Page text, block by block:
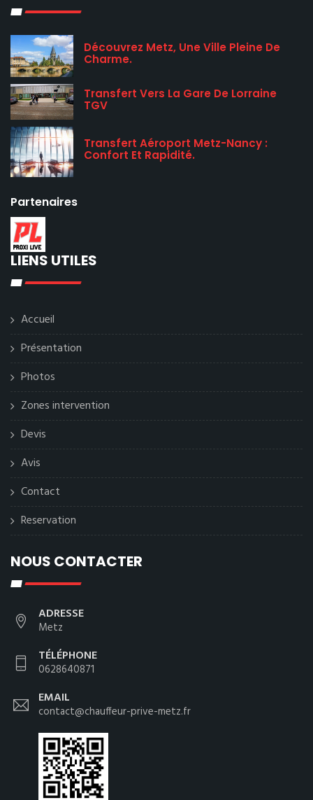
Découvrez Metz, Une Ville Pleine De
Charme.
Transfert Vers La Gare De Lorraine
TGV
Transfert Aéroport Metz-Nancy :
Confort Et Rapidité.
Partenaires
LIENS UTILES
Accueil
Présentation
Photos
Zones intervention
Devis
Avis
Contact
Reservation
NOUS CONTACTER
ADRESSE
Metz
TÉLÉPHONE
0628640871
EMAIL
contact@chauffeur-prive-metz.fr